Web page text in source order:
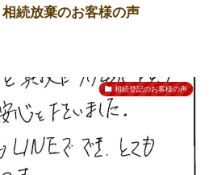
続放棄のお客様の声
相続登記のお客様の声